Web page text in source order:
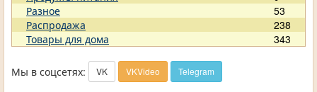
Разное
53
Распродажа
238
Товары для дома
343
Мы в соцсетях: VK VKVideo Telegram